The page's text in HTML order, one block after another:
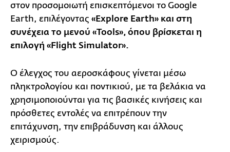
στον προσομοιωτή επισκεπτόμενοι το Google
Earth, επιλέγοντας «Explore Earth» και στη
συνέχεια το μενού «Tools», όπου βρίσκεται η
επιλογή «Flight Simulator».
Ο έλεγχος του αεροσκάφους γίνεται μέσω
πληκτρολογίου και ποντικιού, με τα βελάκια να
χρησιμοποιούνται για τις βασικές κινήσεις και
πρόσθετες εντολές να επιτρέπουν την
επιτάχυνση, την επιβράδυνση και άλλους
χειρισμούς.